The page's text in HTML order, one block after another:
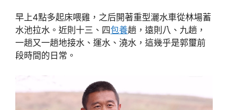
早上4點多起床喂雞，之后開著重型灑水車從林場蓄
水池拉水。近則十三、四包養趟，遠則八、九趟，
一趟又一趟地接水、運水、澆水，這幾乎是郭璽前
段時間的日常。